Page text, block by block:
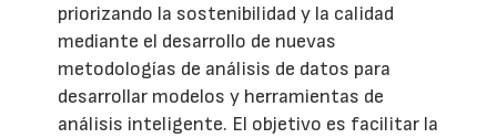
priorizando la sostenibilidad y la calidad
mediante el desarrollo de nuevas
metodologías de análisis de datos para
desarrollar modelos y herramientas de
análisis inteligente. El objetivo es facilitar la